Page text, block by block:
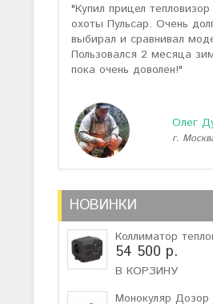
"Купил прицел
охоты Пульсар. Очень
выбирал и сравнивал
Пользовался 2 месяца
пока очень доволен!"
Олег
г.
НОВИНКИ
Коллиматор
54 500 р.
В КОРЗИНУ
Монокуляр Дозор